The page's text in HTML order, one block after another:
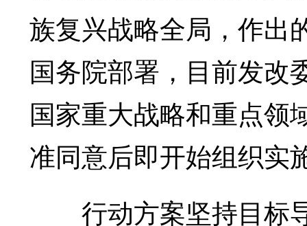
族复兴战略全局，作出
国务院部署，目前发改
国家重大战略和重点领
准同意后即开始组织实
行动方案坚持目标